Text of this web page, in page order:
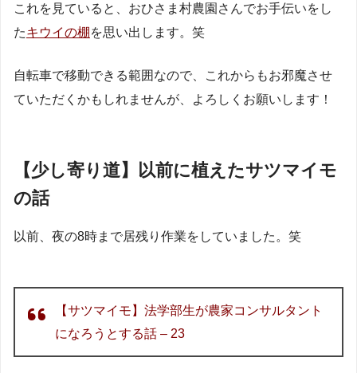
これを見ていると、おひさま村農園さんでお手伝いをし
たキウイの棚 を思い出します。笑
自転車で移動できる範囲なので、これからもお邪魔させ
ていただくかもしれませんが、よろしくお願いします！
【少し寄り道】以前に植えたサツマイモ
の話
以前、夜の8時まで居残り作業をしていました。笑
【サツマイモ】法学部生が農家コンサルタント
になろうとする話 – 23